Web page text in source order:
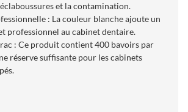
et la contamination.
: La couleur blanche ajoute un
professionnel au cabinet dentaire.
: Ce produit contient 400 bavoirs par
réserve suffisante pour les cabinets